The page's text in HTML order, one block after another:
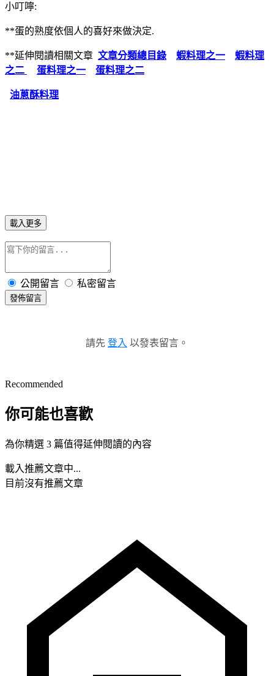
小叮嚀:
**蛋的熟度依個人的喜好來做決定.
**延伸閱讀相關文章 文章分類總目錄 蝦料理之一
蝦料理
之二
蛋料理之一 蛋料理之二
油蔥酥料理
載入更多
公開留言 私密留言
發佈留言
請先 登入 以發表留言。
Recommended
你可能也喜歡
為你精選 3 篇值得延伸閱讀的內容
載入推薦文章中...
目前沒有推薦文章